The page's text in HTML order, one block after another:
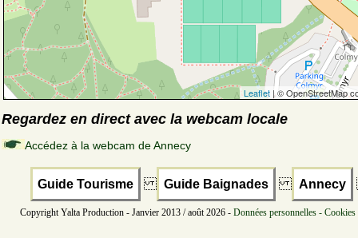
Leaflet | © OpenStreetMap
Regardez en direct avec la webcam locale
Accédez à la webcam de Annecy
Guide Tourisme Guide Baignades Annecy
Copyright Yalta Production - Janvier 2013 / août 2026 - Données personnelles -